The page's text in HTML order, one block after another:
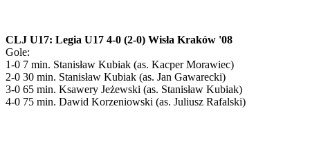
CLJ U17: Legia U17 4-0 (2-0) Wisła Kraków '08
Gole:
1-0 7 min. Stanisław Kubiak (as. Kacper Morawiec)
2-0 30 min. Stanisław Kubiak (as. Jan Gawarecki)
3-0 65 min. Ksawery Jeżewski (as. Stanisław Kubiak)
4-0 75 min. Dawid Korzeniowski (as. Juliusz Rafalski)